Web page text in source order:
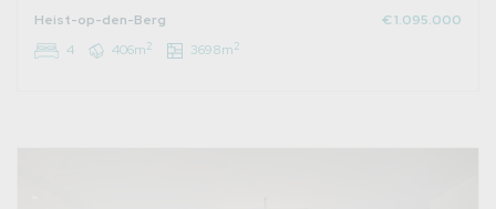
Heist-op-den-Berg
€ 1.095.000
4
406m2 3698m2